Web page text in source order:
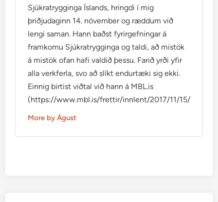
Sjúkratrygginga Íslands, hringdi í mig
þriðjudaginn 14. nóvember og ræddum við
lengi saman. Hann baðst fyrirgefningar á
framkomu Sjúkratrygginga og taldi, að mistök
á mistök ofan hafi valdið þessu. Farið yrði yfir
alla verkferla, svo að slíkt endurtæki sig ekki.
Einnig birtist viðtal við hann á MBL.is
(https://www.mbl.is/frettir/innlent/2017/11/15/
More by Águst